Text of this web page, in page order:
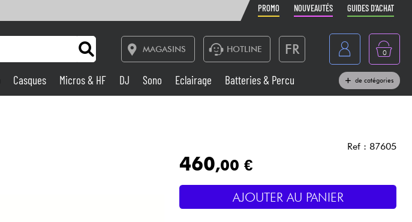
PROMO NOUVEAUTÉS GUIDES D'ACHAT
MAGASINS HOTLINE FR
Belgique
België
Nederland
0
Sono
Vents
Casques Micros & HF DJ Sono Eclairage
Batteries & Percu
de catégories
Ref : 87605
460,00 €
AJOUTER AU PANIER